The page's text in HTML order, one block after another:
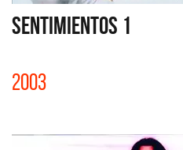
SENTIMIENTOS 1
2003